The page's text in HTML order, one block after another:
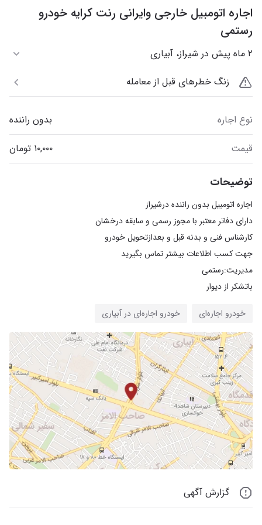
اجاره اتومبیل خارجی وایرانی رنت کرایه خودرو
رستمی
۲ ماه پیش در شیراز، آبیاری
زنگ خطرهای قبل از معامله
نوع اجاره
بدون راننده
قیمت
توضیحات
باتشکر از دیوار
خودرو اجاره‌ای خودرو اجاره‌ای در آبیاری
گزارش آگهی